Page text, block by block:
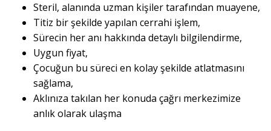
Steril, alanında uzman kişiler tarafından muayene,
Titiz bir şekilde yapılan cerrahi işlem,
Sürecin her anı hakkında detaylı bilgilendirme,
Uygun fiyat,
Çocuğun bu süreci en kolay şekilde atlatmasını
sağlama,
Aklınıza takılan her konuda çağrı merkezimize
anlık olarak ulaşma